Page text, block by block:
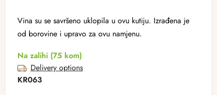
Vina su se savršeno uklopila u ovu kutiju. Izrađena je
od borovine i upravo za ovu namjenu.
Na zalihi (75 kom)
Delivery options
KR063